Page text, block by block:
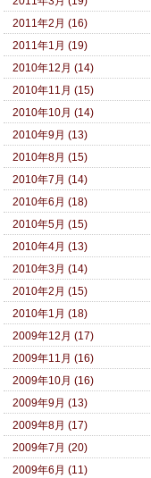
2011年2月 (16)
2011年1月 (19)
2010年12月 (14)
2010年11月 (15)
2010年10月 (14)
2010年9月 (13)
2010年8月 (15)
2010年7月 (14)
2010年6月 (18)
2010年5月 (15)
2010年4月 (13)
2010年3月 (14)
2010年2月 (15)
2010年1月 (18)
2009年12月 (17)
2009年11月 (16)
2009年10月 (16)
2009年9月 (13)
2009年8月 (17)
2009年7月 (20)
2009年6月 (11)